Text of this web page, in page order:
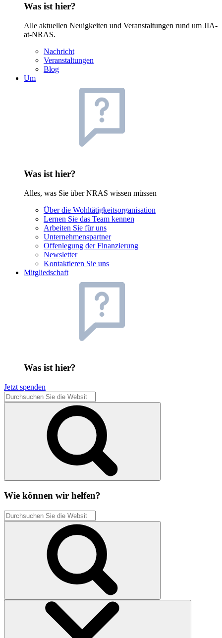
Was ist hier?
Alle aktuellen Neuigkeiten und Veranstaltungen rund um JIA-
at-NRAS.
Nachricht
Veranstaltungen
Blog
Um
Was ist hier?
Alles, was Sie über NRAS wissen müssen
Über die Wohltätigkeitsorganisation
Lernen Sie das Team kennen
Arbeiten Sie für uns
Unternehmenspartner
Offenlegung der Finanzierung
Newsletter
Kontaktieren Sie uns
Mitgliedschaft
Was ist hier?
Jetzt spenden
Wie können wir helfen?